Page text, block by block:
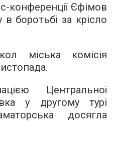
конференції Єфімов
боротьбі за крісло
міська комісія
Центральної
у другому турі
досягла